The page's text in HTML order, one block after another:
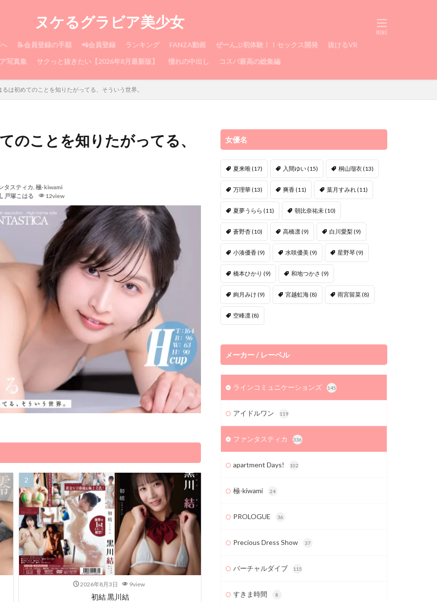
ヌケるグラビア美少女
📝会員登録の手順 📲会員登録 ランキング FANZA動画 ぜーんぶ初体験！！セックス開発
抜けるVR
写真集
サクっと抜きたい【2026年8月最新版】 憧れの中出し コスパ最高の総集編
るは初めてのことを知りたがってる、そういう世界。
のことを知りたがってる、
タスティカ, 極-kiwami
, 戸塚こはる 12view
2026年8月3日 9view
初結 黒川結
女優名
夏来唯(17) 入間ゆい(15) 桐山瑠衣(13)
万理華(13) 爽香(11) 葉月すみれ(11)
夏夢うらら (11) 朝比奈祐未(10)
蒼野杏(10) 高橋凛(9) 白川愛梨(9)
小湊優香(9) 水咲優美(9) 星野琴(9)
橋本ひかり (9) 和地つかさ (9)
絢月みけ (9) 宮越虹海(8) 雨宮留菜(8)
空峰凛(8)
メーカー / レーベル
ラインコミュニケーションズ 145
アイドルワン 119
ファンタスティカ 336
apartment Days! 102
極-kiwami 24
PROLOGUE 36
Precious Dress Show 37
バーチャルダイブ 115
すきま時間 8